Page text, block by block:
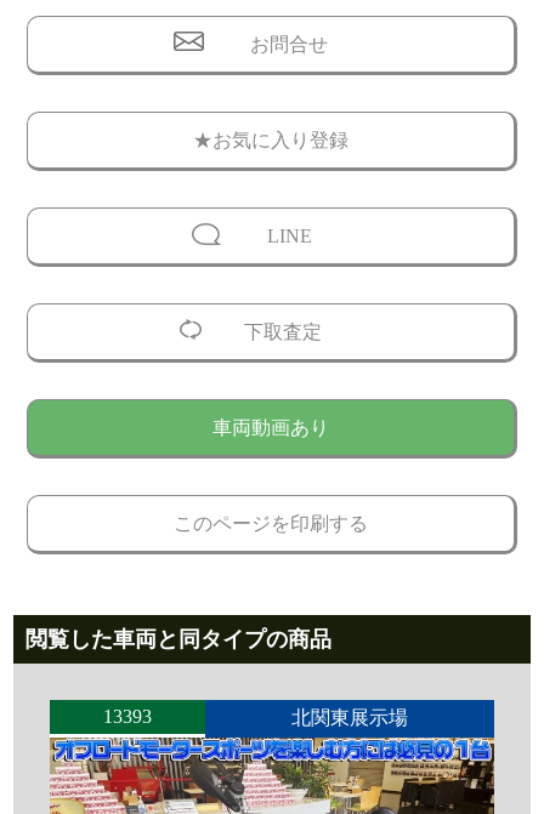
お問合せ
★お気に入り登録
LINE
下取査定
車両動画あり
このページを印刷する
閲覧した車両と同タイプの商品
13393 北関東展示場